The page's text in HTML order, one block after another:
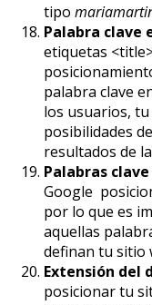
tipo
Palabra clave
etiquetas
palabra clave
los usuarios,
posibilidades
resultados de
Palabras
Google
por lo que es
aquellas
definan tu sitio
Extensión del
posicionar tu